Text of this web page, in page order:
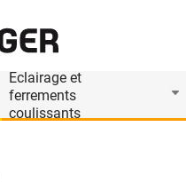
Eclairage et
ferrements
coulissants